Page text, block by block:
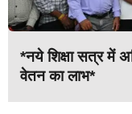
*नये शिक्षा सत्र में
वेतन का लाभ*